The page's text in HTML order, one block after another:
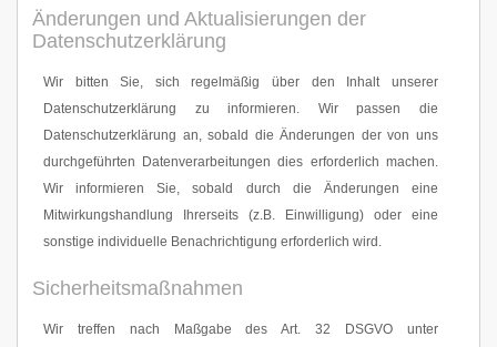
Änderungen und Aktualisierungen der
Datenschutzerklärung
Wir bitten Sie, sich regelmäßig über den Inhalt unserer
Datenschutzerklärung zu informieren. Wir passen die
Datenschutzerklärung an, sobald die Änderungen der von uns
durchgeführten Datenverarbeitungen dies erforderlich machen.
Wir informieren Sie, sobald durch die Änderungen eine
Mitwirkungshandlung Ihrerseits (z.B. Einwilligung) oder eine
sonstige individuelle Benachrichtigung erforderlich wird.
Sicherheitsmaßnahmen
Wir treffen nach Maßgabe des Art. 32 DSGVO unter